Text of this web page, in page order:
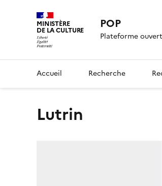
MINISTÈRE
DE LA CULTURE POP
Plateforme
Accueil Recherche
lutrin